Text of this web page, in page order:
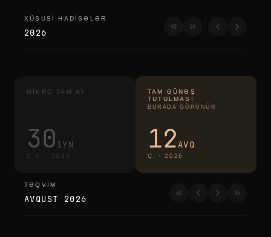
xüsusi hadisələr
XÜSUSI HADISƏLƏR
2026
MIKRO TAM AY
30 IYN
Ç.A. · 2026
TAM GÜNƏŞ
TUTULMASI
BURADA GÖRÜNÜR
12AVQ
Ç. · 2026
təqvim
TƏQVIM
AVQUST 2026